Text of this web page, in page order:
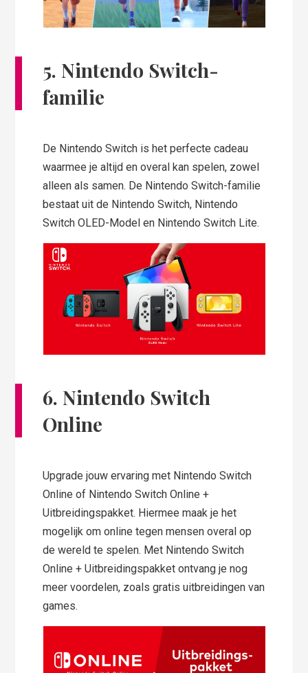
5. Nintendo Switch-
familie
De Nintendo Switch is het perfecte cadeau
waarmee je altijd en overal kan spelen, zowel
alleen als samen. De Nintendo Switch-familie
bestaat uit de Nintendo Switch, Nintendo
Switch OLED-Model en Nintendo Switch Lite.
6. Nintendo Switch
Online
Upgrade jouw ervaring met Nintendo Switch
Online of Nintendo Switch Online +
Uitbreidingspakket. Hiermee maak je het
mogelijk om online tegen mensen overal op
de wereld te spelen. Met Nintendo Switch
Online + Uitbreidingspakket ontvang je nog
meer voordelen, zoals gratis uitbreidingen van
games.